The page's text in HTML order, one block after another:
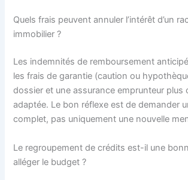
Quels frais peuvent annuler l’intérêt d’un
immobilier ?
Les indemnités de remboursement
les frais de garantie (caution ou
dossier et une assurance emprunteur plus
adaptée. Le bon réflexe est de demander
complet, pas uniquement une nouvelle
Le regroupement de crédits est-il une
alléger le budget ?